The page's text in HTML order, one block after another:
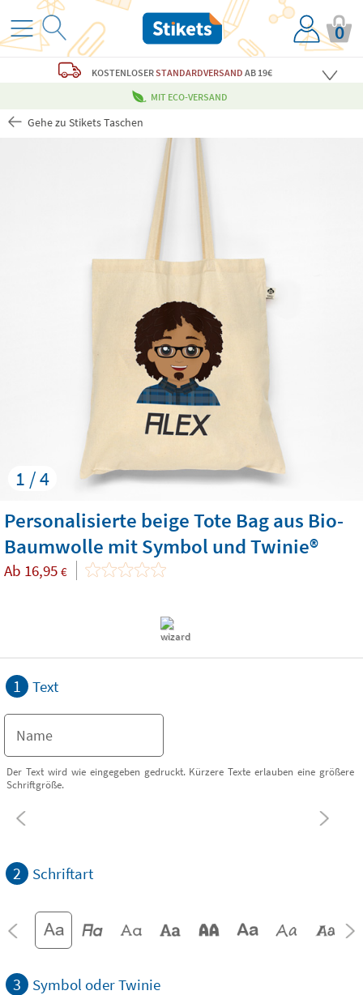
0
KOSTENLOSERSTANDARDVERSAND AB 19€
MIT ECO-VERSAND
Gehe zu Stikets Taschen
1 / 4
Personalisierte beige Tote Bag aus Bio-
Baumwolle mit Symbol und Twinie®️
Ab 16,95 €
1 Text
Der Text wird wie eingegeben gedruckt. Kürzere Texte erlauben eine größere
Schriftgröße.
2 Schriftart
3 Symbol oder Twinie